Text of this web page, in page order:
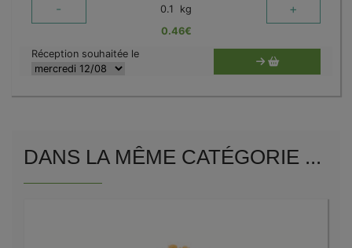
- 0.1 kg +
0.46€
Réception souhaitée le
DANS LA MÊME CATÉGORIE ...